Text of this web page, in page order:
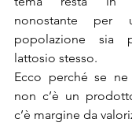
nonostante per
popolazione sia
lattosio stesso.
Ecco perché se
non c’è un
c’è margine da